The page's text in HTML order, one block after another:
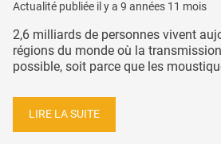
Actualité publiée il y a 9 années 11 mois
2,6 milliards de personnes vivent
régions du monde où la
possible, soit parce que les
LIRE LA SUITE